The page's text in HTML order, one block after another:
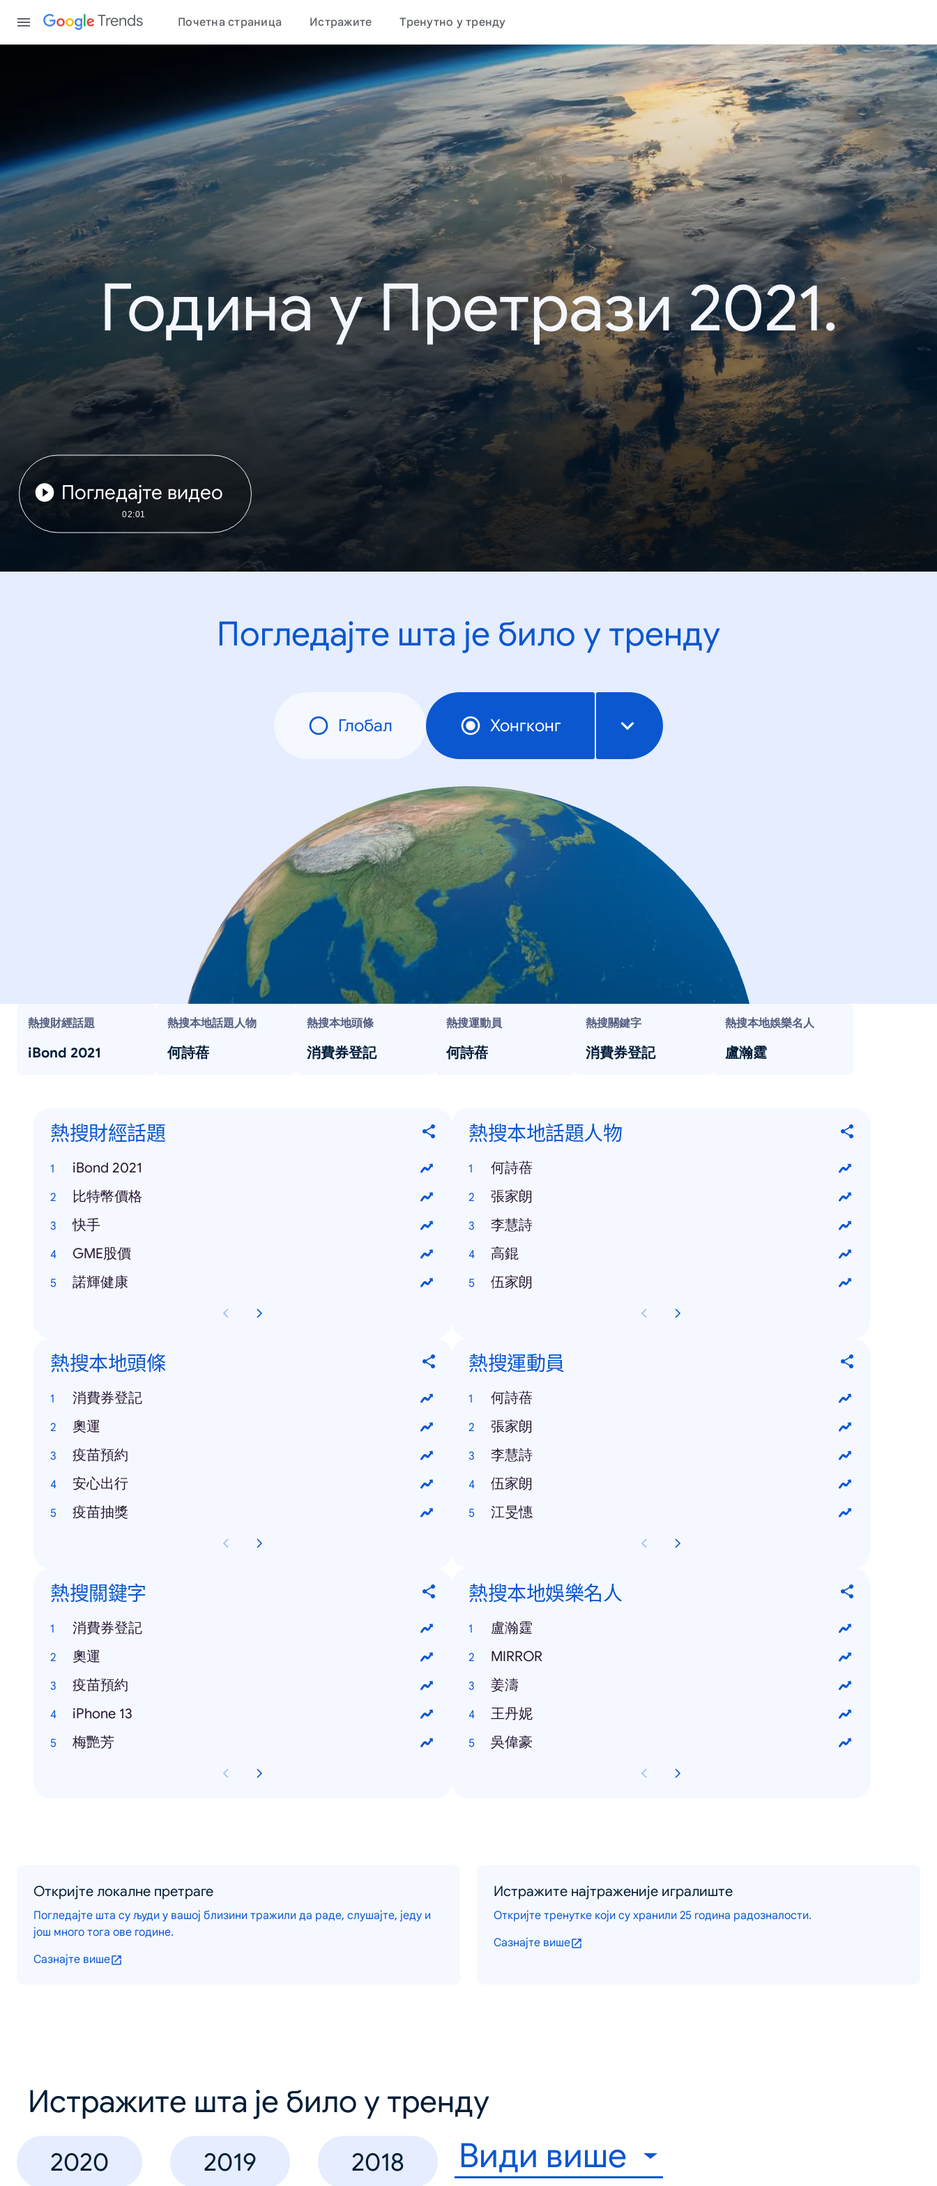
Trends Почетна страница Истражите Тренутно у тренду
Година у Претрази 2021.
Погледајте видео
02:01
Погледајте шта је било у тренду
Глобал Хонгконг
熱搜財經話題
iBond 2021
熱搜本地話題人物
何詩蓓
熱搜本地頭條
消費券登記
熱搜運動員
何詩蓓
熱搜關鍵字
消費券登記
熱搜本地娛樂名人
盧瀚霆
熱搜財經話題
iBond 2021
比特幣價格
快手
GME股價
諾輝健康
熱搜本地話題人物
何詩蓓
張家朗
李慧詩
高錕
伍家朗
熱搜本地頭條
消費券登記
奧運
疫苗預約
安心出行
疫苗抽獎
熱搜運動員
何詩蓓
張家朗
李慧詩
伍家朗
江旻憓
熱搜關鍵字
消費券登記
奧運
疫苗預約
iPhone 13
梅艷芳
熱搜本地娛樂名人
盧瀚霆
MIRROR
姜濤
王丹妮
吳偉豪
Откријте локалне претраге
Погледајте шта су људи у вашој близини тражили да раде, слушајте, једу и
још много тога ове године.
Сазнајте више
Истражите најтраженије игралиште
Откријте тренутке који су хранили 25 година радозналости.
Сазнајте више
Истражите шта је било у тренду
2020 2019 2018 Види више